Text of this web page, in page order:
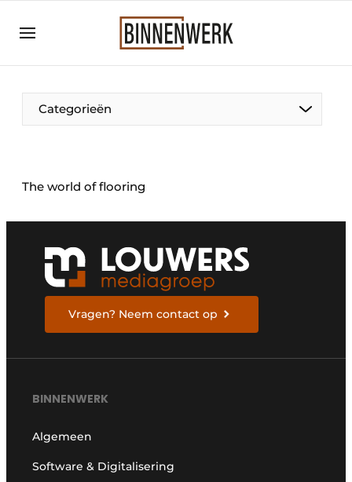
Aanmelden
Bedrijven
Binnenwerk | Hét magazine voor de
Evenement aanmelden
Meest gelezen
Nieuwsbrief
Privacy / Cookie statement
Vacature aanmelden
Categorieën
The world of flooring
Vragen? Neem contact op
BINNENWERK
Algemeen
Software & Digitalisering